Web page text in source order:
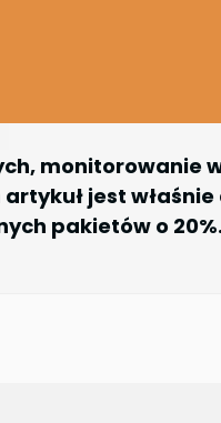
monitorowanie
jest właśnie
pakietów o